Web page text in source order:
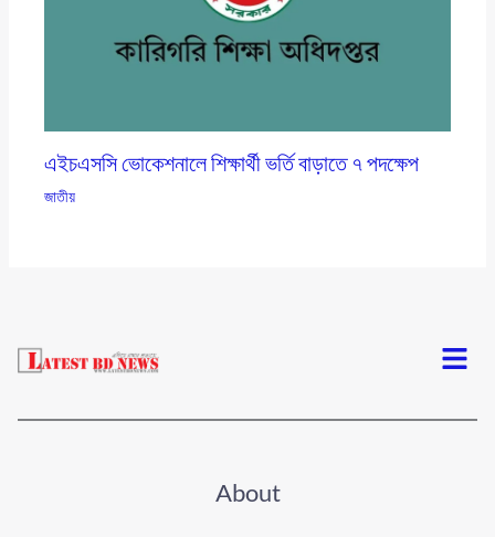
এইচএসসি ভোকেশনালে শিক্ষার্থী ভর্তি বাড়াতে ৭ পদক্ষেপ
জাতীয়
Menu
About